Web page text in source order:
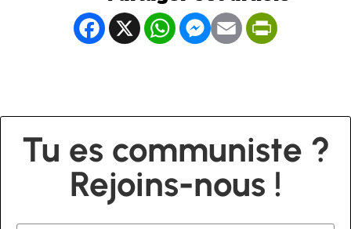
Facebook
X WhatsApp
Messenger
Email
Tu es communiste ?
Rejoins-nous !